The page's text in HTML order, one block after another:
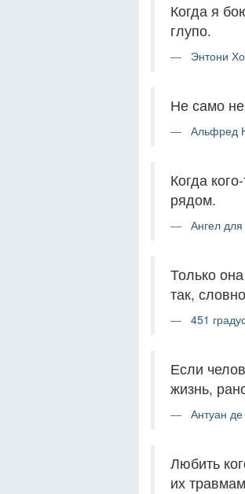
Когда я
глупо.
Энтони
Не само
Альфред
Когда
рядом.
Ангел
Только
так,
451
Если
жизнь,
Антуан
Любить
их